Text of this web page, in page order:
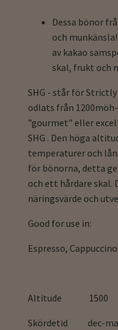
Dessa bönor
och
av kakao
skal, frukt och
SHG - står för
odlats från
”gourmet” eller
SHG . Den höga
temperaturer och
för bönorna, detta
och ett hårdare skal.
näringsvärde och
Good for use in:
Espresso,
Altitude 1500
Skördetid dec-